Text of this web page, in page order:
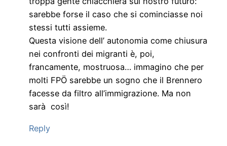
sarebbe forse il caso che si cominciasse noi
stessi tutti assieme.
Questa visione dell’ autonomia come chiusura
nei confronti dei migranti è, poi,
francamente, mostruosa… immagino che per
molti FPÖ sarebbe un sogno che il Brennero
facesse da filtro all’immigrazione. Ma non
sarà così!
Reply